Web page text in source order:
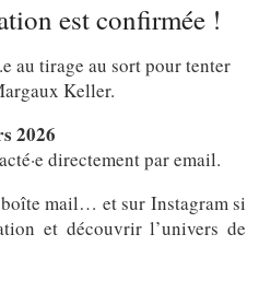
est confirmée !
au tirage au sort pour tenter
Keller.
2026
directement par email.
mail… et sur Instagram si
et découvrir l’univers de